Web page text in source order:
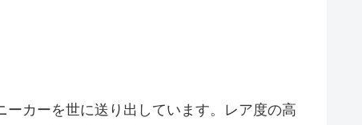
カーを世に送り出しています。レア度の高